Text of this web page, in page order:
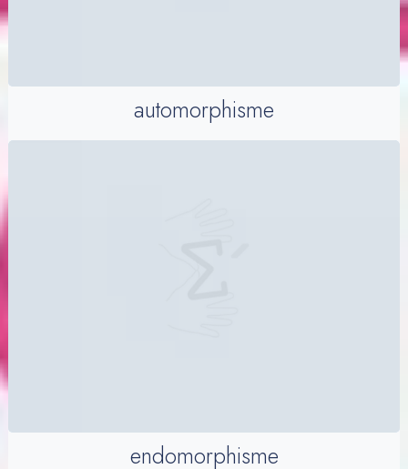
automorphisme
endomorphisme